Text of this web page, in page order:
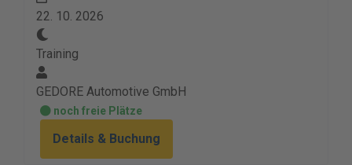
22. 10. 2026
Training
GEDORE Automotive GmbH
noch freie Plätze
Details & Buchung